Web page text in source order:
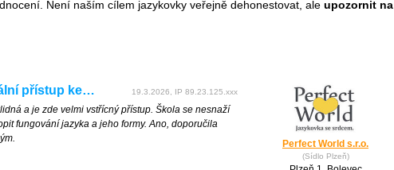
Není naším cílem jazykovky veřejně dehonestovat, ale upozornit na
přístup ke… 19.3.2026, IP 89.23.125.xxx
a je zde velmi vstřícný přístup. Škola se nesnaží
fungování jazyka a jeho formy. Ano, doporučila
Perfect World s.r.o.
(Sídlo Plzeň)